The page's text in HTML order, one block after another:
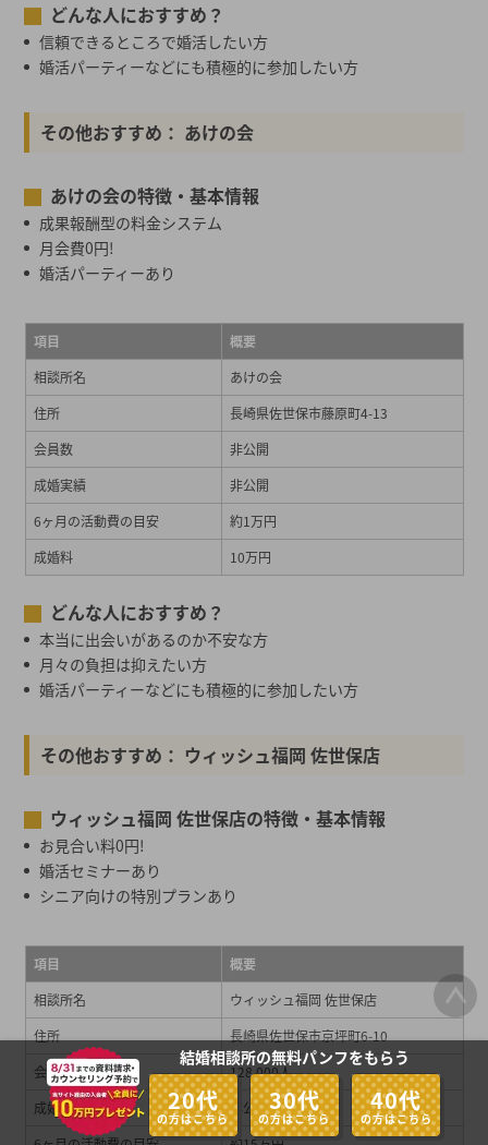
どんな人におすすめ？
信頼できるところで婚活したい方
婚活パーティーなどにも積極的に参加したい方
その他おすすめ： あけの会
あけの会の特徴・基本情報
成果報酬型の料金システム
月会費0円!
婚活パーティーあり
項目
概要
相談所名
あけの会
住所
長崎県佐世保市藤原町4-13
会員数
非公開
成婚実績
非公開
6ヶ月の活動費の目安
約1万円
成婚料
10万円
どんな人におすすめ？
本当に出会いがあるのか不安な方
月々の負担は抑えたい方
婚活パーティーなどにも積極的に参加したい方
その他おすすめ： ウィッシュ福岡 佐世保店
ウィッシュ福岡 佐世保店の特徴・基本情報
お見合い料0円!
婚活セミナーあり
シニア向けの特別プランあり
項目
概要
相談所名
ウィッシュ福岡 佐世保店
住所
長崎県佐世保市京坪町6-10
会員数
128,000人
成婚実績
非公開
結婚相談所の無料パンフをもらう
20代
の方はこちら
30代
の方はこちら
40代
の方はこちら